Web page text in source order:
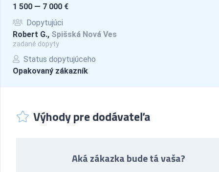
1 500 — 7 000 €
Dopytujúci
Robert G., Spišská Nová Ves
zadané dopyty
Status dopytujúceho
Opakovaný zákazník
Výhody pre dodávateľa
Aká zákazka bude tá vaša?